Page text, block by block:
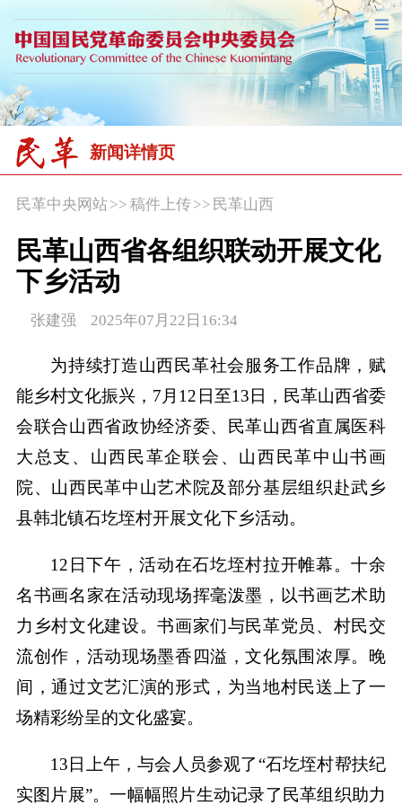
新闻详情页
民革中央网站>> 稿件上传 >> 民革山西
民革山西省各组织联动开展文化
下乡活动
张建强 2025年07月22日16:34
为持续打造山西民革社会服务工作品牌，赋
能乡村文化振兴，7月12日至13日，民革山西省委
会联合山西省政协经济委、民革山西省直属医科
大总支、山西民革企联会、山西民革中山书画
院、山西民革中山艺术院及部分基层组织赴武乡
县韩北镇石圪垤村开展文化下乡活动。
12日下午，活动在石圪垤村拉开帷幕。十余
名书画名家在活动现场挥毫泼墨，以书画艺术助
力乡村文化建设。书画家们与民革党员、村民交
流创作，活动现场墨香四溢，文化氛围浓厚。晚
间，通过文艺汇演的形式，为当地村民送上了一
场精彩纷呈的文化盛宴。
13日上午，与会人员参观了“石圪垤村帮扶纪
实图片展”。一幅幅照片生动记录了民革组织助力